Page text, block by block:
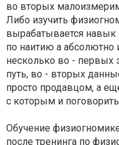
во вторых
Либо изучить
вырабатывается навык
по наитию а
несколько во - первых
путь, во - вторых
просто продавцом, а
с которым и
Обучение
после тренинга по